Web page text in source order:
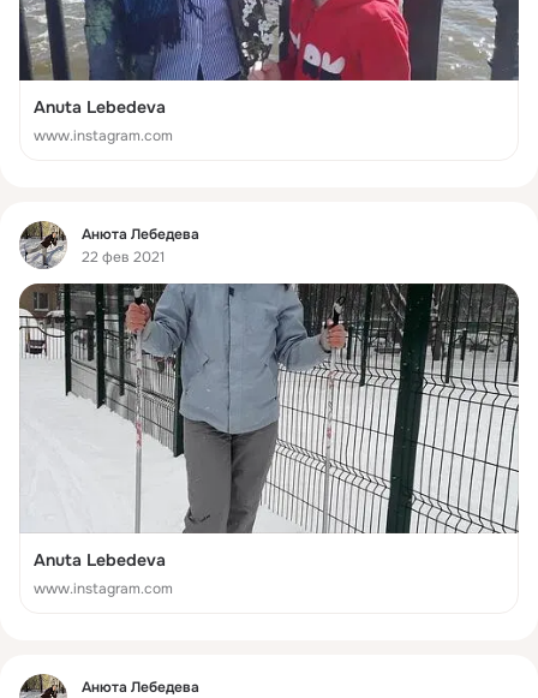
Anuta Lebedeva
www.instagram.com
Фид
Анюта Лебедева
22 фев 2021
Anuta Lebedeva
www.instagram.com
Фид
Анюта Лебедева